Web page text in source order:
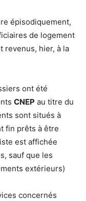
épisodiquement,
de logement
revenus, hier, à la
ont été
CNEP au titre du
sont situés à
fin prêts à être
est affichée
sauf que les
extérieurs)
concernés